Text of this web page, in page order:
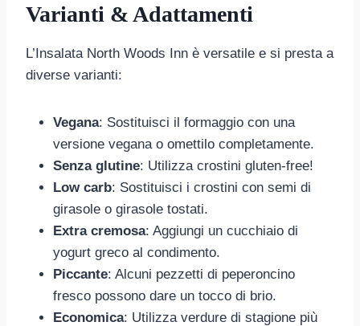
Varianti & Adattamenti
L’Insalata North Woods Inn è versatile e si presta a
diverse varianti:
Vegana: Sostituisci il formaggio con una
versione vegana o omettilo completamente.
Senza glutine: Utilizza crostini gluten-free!
Low carb: Sostituisci i crostini con semi di
girasole o girasole tostati.
Extra cremosa: Aggiungi un cucchiaio di
yogurt greco al condimento.
Piccante: Alcuni pezzetti di peperoncino
fresco possono dare un tocco di brio.
Economica: Utilizza verdure di stagione più